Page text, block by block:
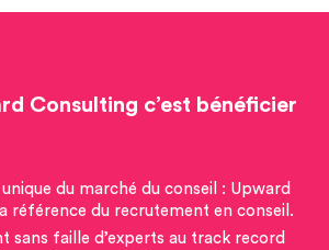
Consulting c’est bénéficier
unique du marché du conseil : Upward
référence du recrutement en conseil.
sans faille d’experts au track record